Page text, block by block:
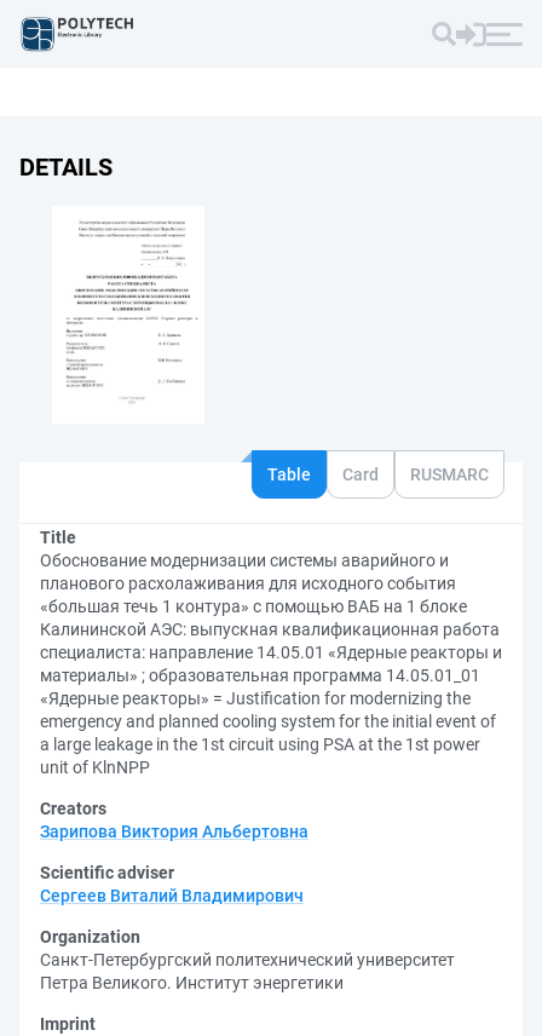
DETAILS
Table Card RUSMARC
Title
Обоснование модернизации системы аварийного и
планового расхолаживания для исходного события
«большая течь 1 контура» с помощью ВАБ на 1 блоке
Калининской АЭС: выпускная квалификационная работа
специалиста: направление 14.05.01 «Ядерные реакторы и
материалы» ; образовательная программа 14.05.01_01
«Ядерные реакторы» = Justification for modernizing the
emergency and planned cooling system for the initial event of
a large leakage in the 1st circuit using PSA at the 1st power
unit of KlnNPP
Creators
Зарипова Виктория Альбертовна
Scientific adviser
Сергеев Виталий Владимирович
Organization
Санкт-Петербургский политехнический университет
Петра Великого. Институт энергетики
Imprint